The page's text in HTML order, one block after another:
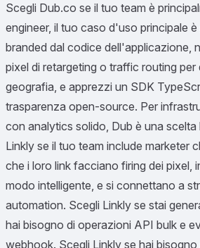
Scegli Dub.co se il tuo team è
engineer, il tuo caso d'uso principale
branded dal codice dell'applicazione,
pixel di retargeting o traffic routing per
geografia, e apprezzi un SDK
trasparenza open-source. Per
con analytics solido, Dub è una
Linkly se il tuo team include marketer
che i loro link facciano firing dei pixel,
modo intelligente, e si connettano a
automation. Scegli Linkly se stai
hai bisogno di operazioni API bulk e
webhook. Scegli Linkly se hai